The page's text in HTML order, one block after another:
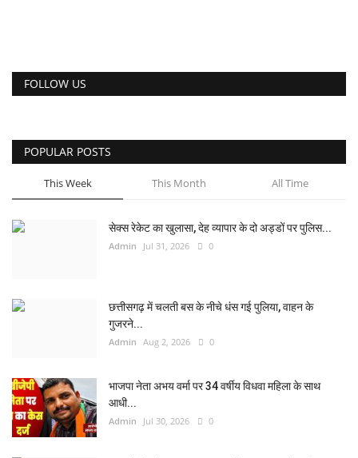
FOLLOW US
POPULAR POSTS
This Week This Month All Time
सेक्स रेकेट का खुलासा, देह व्यापार के दो अड्डों पर पुलिस...
Admin Jul 31, 2026 0
छत्तीसगढ़ में चलती बस के नीचे धंस गई पुलिया, वाहन के
गुजरने...
Admin Aug 2, 2026 0
भाजपा नेता अभय वर्मा पर 34 वर्षीय विधवा महिला के साथ
आधी...
Admin Jul 30, 2026 0